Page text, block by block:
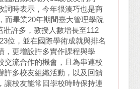
詞時表示，今年很湊巧也是商
而畢業20年期間臺大管理學院
壯許多，教授人數增長至112
位，並在國際學術成就與排名
，更增設許多實作課程與學
交流合作的機會，且為串連校
許多校友組織活動，以及回饋
讓校友能常回學校時時保持連